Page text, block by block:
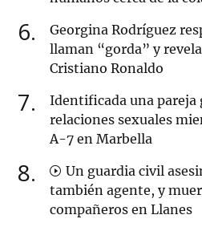
6
Georgina Rodríguez
llaman “gorda” y
Cristiano Ronaldo
7
Identificada una pareja
relaciones sexuales
A-7 en Marbella
8
Un guardia civil
también agente, y
compañeros en Llanes